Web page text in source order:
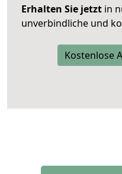
Erhalten Sie jetzt in
unverbindliche und
Kostenlose